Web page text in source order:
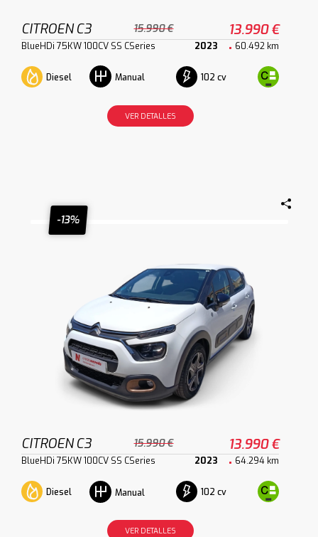
CITROEN C3 15.990 € 13.990 €
BlueHDi 75KW 100CV SS CSeries 2023 60.492 km
Diesel Manual 102 cv
VER DETALLES
-13%
CITROEN C3 15.990 € 13.990 €
BlueHDi 75KW 100CV SS CSeries 2023 64.294 km
Diesel Manual 102 cv
VER DETALLES